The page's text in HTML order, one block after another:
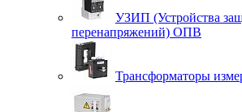
УЗИП (Устройства
перенапряжений) ОПВ
Трансформаторы